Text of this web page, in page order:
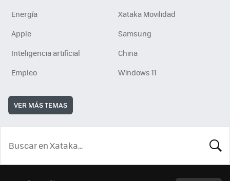
Energía
Xataka Movilidad
Apple
Samsung
Inteligencia artificial
China
Empleo
Windows 11
VER MÁS TEMAS